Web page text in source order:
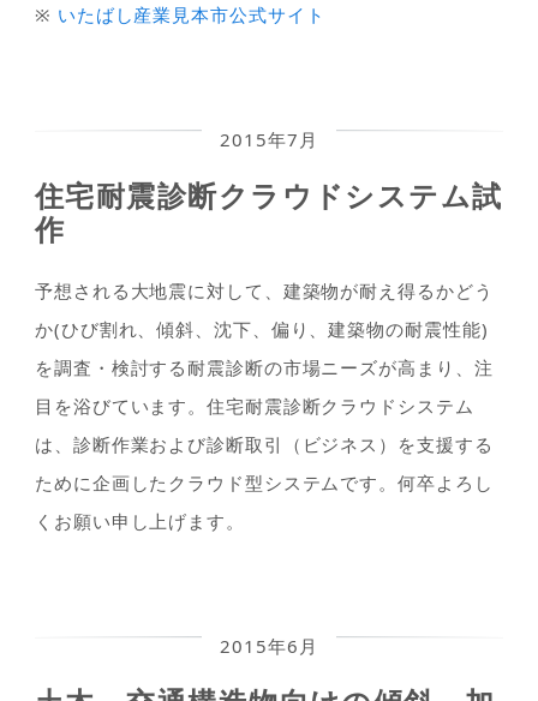
※ いたばし産業見本市公式サイト
2015年7月
住宅耐震診断クラウドシステム試
作
予想される大地震に対して、建築物が耐え得るかどう
か(ひび割れ、傾斜、沈下、偏り、建築物の耐震性能)
を調査・検討する耐震診断の市場ニーズが高まり、注
目を浴びています。住宅耐震診断クラウドシステム
は、診断作業および診断取引（ビジネス）を支援する
ために企画したクラウド型システムです。何卒よろし
くお願い申し上げます。
2015年6月